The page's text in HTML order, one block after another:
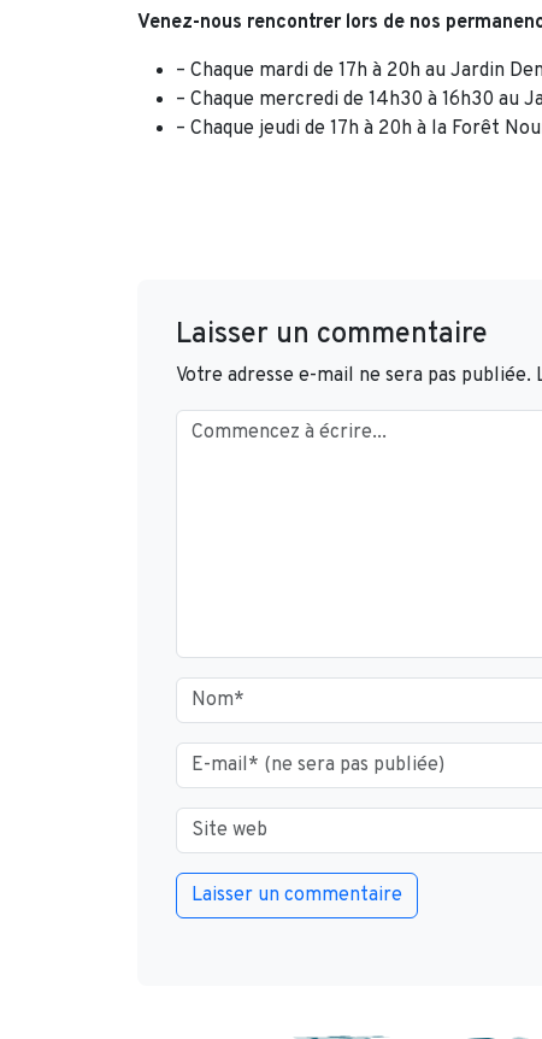
Venez-nous rencontrer lors de nos
– Chaque mardi de 17h à 20h au Jardin
– Chaque mercredi de 14h30 à 16h30 au
– Chaque jeudi de 17h à 20h à la Forêt
Laisser un commentaire
Votre adresse e-mail ne sera pas publiée.